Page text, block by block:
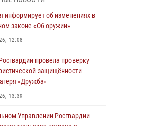
Юрий Аверин выступил на
17:21
14:10
информирует об изменениях в
законе «Об оружии»
12:08
провела проверку
защищённости
«Дружба»
13:39
Управлении Росгвардии